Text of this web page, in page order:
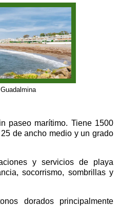
paseo marítimo. Tiene 1500
de ancho medio y un grado
y servicios de playa
socorrismo, sombrillas y
dorados principalmente